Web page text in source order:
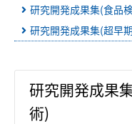
重点研究プロ
重点研究プ
研究開発成果集(食品
研究開発成果集(超早
研究開発成果
術)